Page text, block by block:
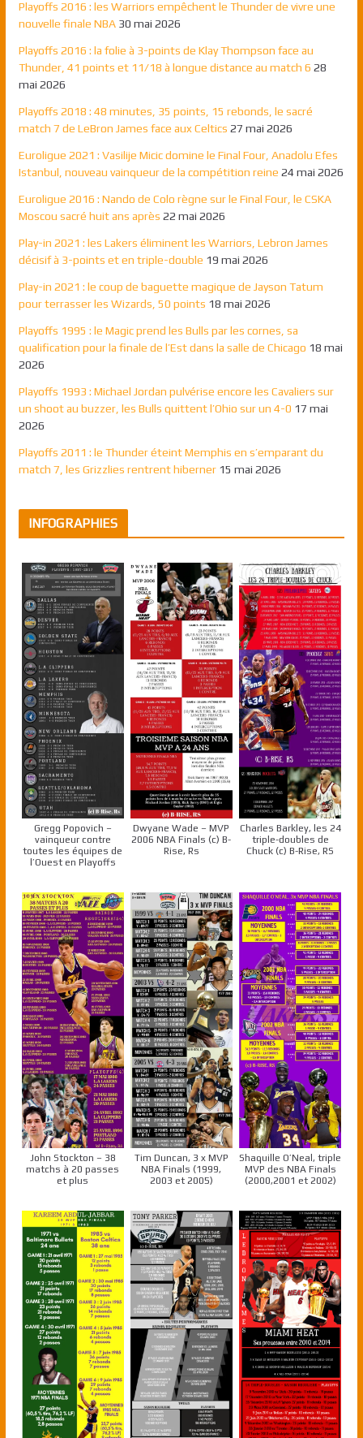
Playoffs 2016 : les Warriors empêchent le Thunder de vivre une
nouvelle finale NBA 30 mai 2026
Playoffs 2016 : la folie à 3-points de Klay Thompson face au
Thunder, 41 points et 11/18 à longue distance au match 6 28
mai 2026
Playoffs 2018 : 48 minutes, 35 points, 15 rebonds, le sacré
match 7 de LeBron James face aux Celtics 27 mai 2026
Euroligue 2021 : Vasilije Micic domine le Final Four, Anadolu Efes
Istanbul, nouveau vainqueur de la compétition reine 24 mai 2026
Euroligue 2016 : Nando de Colo règne sur le Final Four, le CSKA
Moscou sacré huit ans après 22 mai 2026
Play-in 2021 : les Lakers éliminent les Warriors, Lebron James
décisif à 3-points et en triple-double 19 mai 2026
Play-in 2021 : le coup de baguette magique de Jayson Tatum
pour terrasser les Wizards, 50 points 18 mai 2026
Playoffs 1995 : le Magic prend les Bulls par les cornes, sa
qualification pour la finale de l’Est dans la salle de Chicago 18 mai
2026
Playoffs 1993 : Michael Jordan pulvérise encore les Cavaliers sur
un shoot au buzzer, les Bulls quittent l’Ohio sur un 4-0 17 mai
2026
Playoffs 2011 : le Thunder éteint Memphis en s’emparant du
match 7, les Grizzlies rentrent hiberner 15 mai 2026
INFOGRAPHIES
Gregg Popovich –
vainqueur contre
toutes les équipes de
l’Ouest en Playoffs
Dwyane Wade – MVP
2006 NBA Finals (c) B-
Rise, Rs
Charles Barkley, les 24
triple-doubles de
Chuck (c) B-Rise, RS
John Stockton – 38
matchs à 20 passes
et plus
Tim Duncan, 3 x MVP
NBA Finals (1999,
2003 et 2005)
Shaquille O’Neal, triple
MVP des NBA Finals
(2000,2001 et 2002)